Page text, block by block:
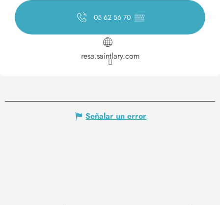
05 62 56 70 ▒▒
resa.saintlary.com
Señalar un error